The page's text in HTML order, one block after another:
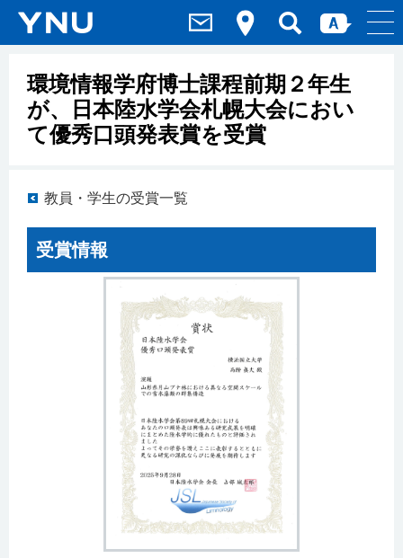
環境情報学府博士課程前期２年生
が、日本陸水学会札幌大会におい
て優秀口頭発表賞を受賞
教員・学生の受賞一覧
受賞情報